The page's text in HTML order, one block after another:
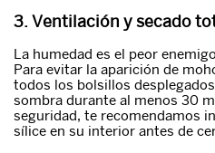
3. Ventilación y secado
La humedad es el peor
Para evitar la aparición de
todos los bolsillos
sombra durante al menos 30
seguridad, te recomendamos
sílice en su interior antes de